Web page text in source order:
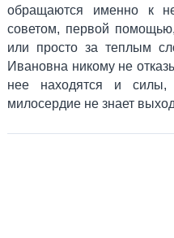
обращаются именно к
советом, первой
или просто за теплым
Ивановна никому не
нее находятся и
милосердие не знает